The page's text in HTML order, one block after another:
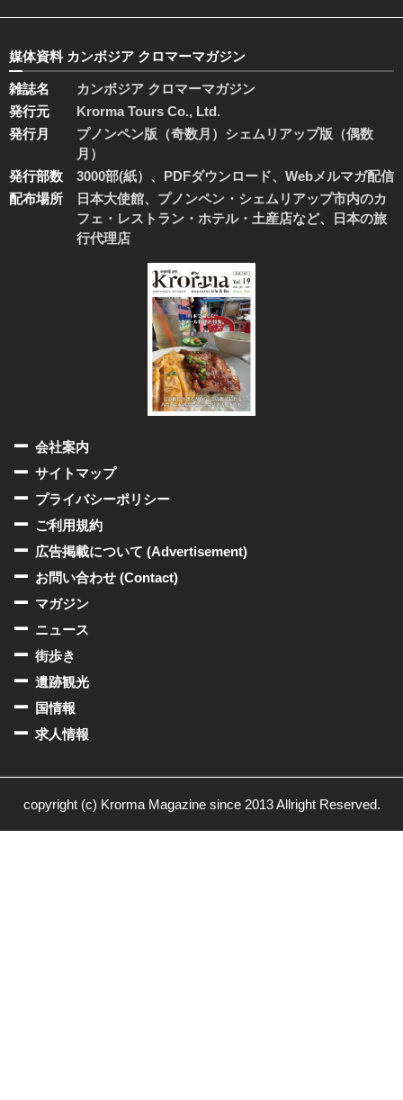
媒体資料 カンボジア クロマーマガジン
雑誌名
カンボジア クロマーマガジン
発行元
Krorma Tours Co., Ltd.
発行月
プノンペン版（奇数月）シェムリアップ版（偶数
月）
発行部数
3000部(紙）、PDFダウンロード、Webメルマガ配信
配布場所
日本大使館、プノンペン・シェムリアップ市内のカ
フェ・レストラン・ホテル・土産店など、日本の旅
行代理店
会社案内
サイトマップ
プライバシーポリシー
ご利用規約
広告掲載について (Advertisement)
お問い合わせ (Contact)
マガジン
ニュース
街歩き
遺跡観光
国情報
求人情報
copyright (c) Krorma Magazine since 2013 Allright Reserved.